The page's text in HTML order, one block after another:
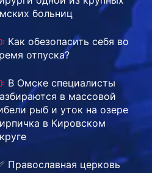
больниц
Как обезопасить себя во
отпуска?
В Омске специалисты
в массовой
рыб и уток на озере
в Кировском
Православная церковь